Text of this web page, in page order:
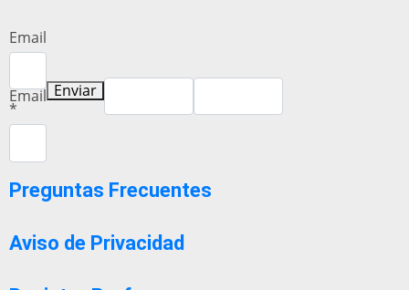
Email
Email
*
Enviar
Preguntas Frecuentes
Aviso de Privacidad